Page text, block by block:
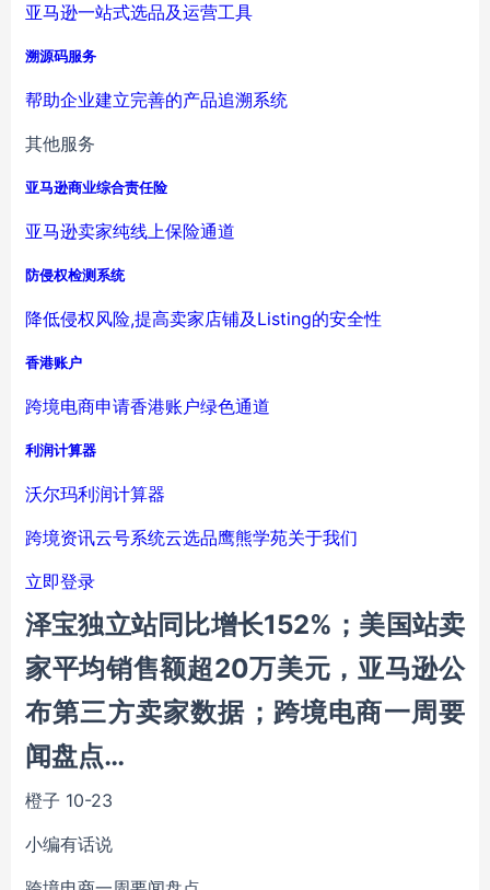
亚马逊一站式选品及运营工具
溯源码服务
帮助企业建立完善的产品追溯系统
其他服务
亚马逊商业综合责任险
亚马逊卖家纯线上保险通道
防侵权检测系统
降低侵权风险,提高卖家店铺及Listing的安全性
香港账户
跨境电商申请香港账户绿色通道
利润计算器
沃尔玛利润计算器
跨境资讯云号系统云选品鹰熊学苑关于我们
立即登录
泽宝独立站同比增长152%；美国站卖
家平均销售额超20万美元，亚马逊公
布第三方卖家数据；跨境电商一周要
闻盘点…
橙子 10-23
小编有话说